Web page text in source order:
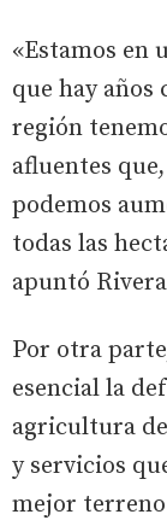
«Estamos en
que hay años
región
afluentes
podemos
todas las
apuntó
Por otra
esencial la
agricultura
y servicios
mejor terreno